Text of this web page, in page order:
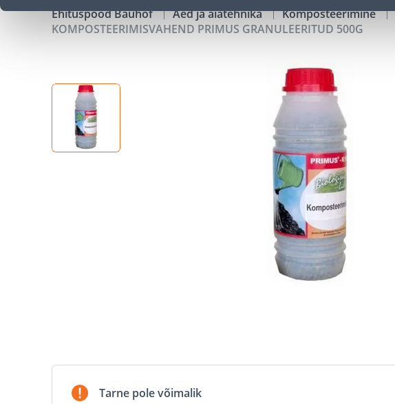
Ehituspood Bauhof Aed ja aiatehnika Komposteerimine
KOMPOSTEERIMISVAHEND PRIMUS GRANULEERITUD 500G
Tarne pole võimalik